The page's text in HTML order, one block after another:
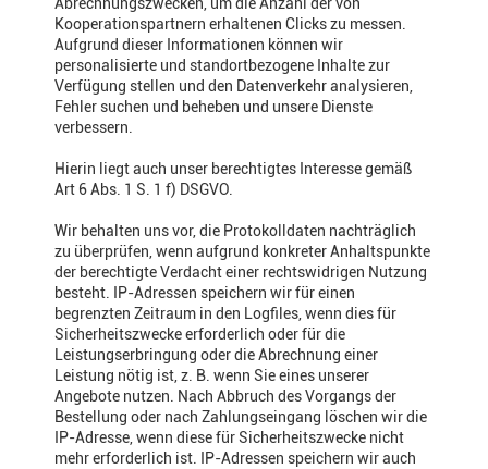
Kooperationspartnern erhaltenen Clicks zu messen.
Aufgrund dieser Informationen können wir
personalisierte und standortbezogene Inhalte zur
Verfügung stellen und den Datenverkehr analysieren,
Fehler suchen und beheben und unsere Dienste
verbessern.
Hierin liegt auch unser berechtigtes Interesse gemäß
Art 6 Abs. 1 S. 1 f) DSGVO.
Wir behalten uns vor, die Protokolldaten nachträglich
zu überprüfen, wenn aufgrund konkreter Anhaltspunkte
der berechtigte Verdacht einer rechtswidrigen Nutzung
besteht. IP-Adressen speichern wir für einen
begrenzten Zeitraum in den Logfiles, wenn dies für
Sicherheitszwecke erforderlich oder für die
Leistungserbringung oder die Abrechnung einer
Leistung nötig ist, z. B. wenn Sie eines unserer
Angebote nutzen. Nach Abbruch des Vorgangs der
Bestellung oder nach Zahlungseingang löschen wir die
IP-Adresse, wenn diese für Sicherheitszwecke nicht
mehr erforderlich ist. IP-Adressen speichern wir auch